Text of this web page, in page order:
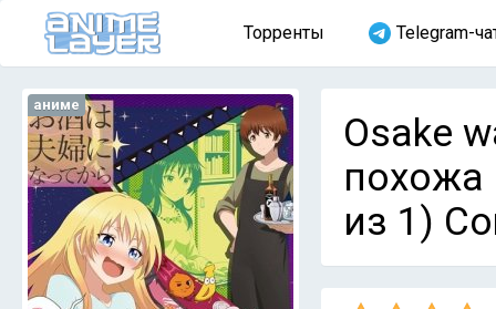
Торренты Telegram-
аниме
Osake
похожа
из 1)